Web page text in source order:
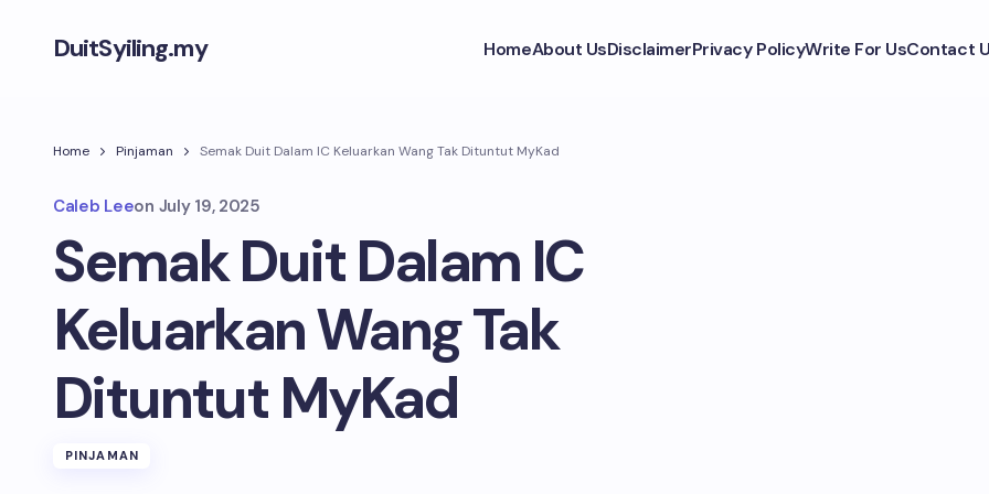
DuitSyiling.my HomeAbout UsDisclaimerPrivacy PolicyWrite For UsContact
Home Pinjaman Semak Duit Dalam IC Keluarkan Wang Tak Dituntut MyKad
Caleb Leeon July 19, 2025
Semak Duit Dalam IC
Keluarkan Wang Tak
Dituntut MyKad
PINJAMAN